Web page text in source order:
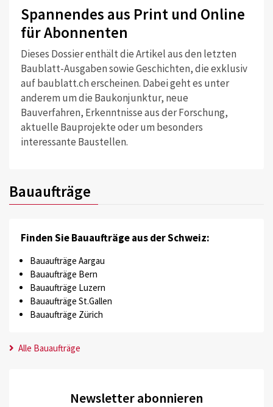
Spannendes aus Print und Online
für Abonnenten
Dieses Dossier enthält die Artikel aus den letzten
Baublatt-Ausgaben sowie Geschichten, die exklusiv
auf baublatt.ch erscheinen. Dabei geht es unter
anderem um die Baukonjunktur, neue
Bauverfahren, Erkenntnisse aus der Forschung,
aktuelle Bauprojekte oder um besonders
interessante Baustellen.
Bauaufträge
Finden Sie Bauaufträge aus der Schweiz:
Bauaufträge Aargau
Bauaufträge Bern
Bauaufträge Luzern
Bauaufträge St.Gallen
Bauaufträge Zürich
Alle Bauaufträge
Newsletter abonnieren